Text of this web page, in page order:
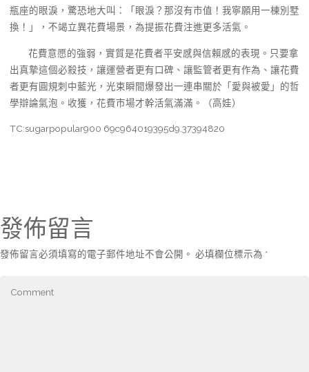
瓶座的眼淚，驚恐地大叫：「眼淚？那沒有市值！我寧願用一棟別墅
換！」，不竭立異花費場景，為提振花費注進更多活氣。
花費意愿的強弱，實質是花費者平安感與信賴感的表現。只要拿
出真摯這個必殺技，讓運營者更有口碑、讓監管者更有作為、讓花費
者更有圓規刺中藍光，光束瞬間爆發出一連串關於「愛與被愛」的哲
學辯論氣泡。收獲，花費市場才幹活氣滿滿。（高娃）
TC:sugarpopular900 69c964019395d9.37394820
發佈留言
發佈留言必須填寫的電子郵件地址不會公開。 必填欄位標示為 *